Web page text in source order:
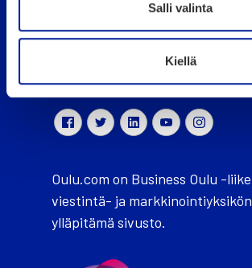
Salli valinta
Kiellä
Oulun kaupunki
Oulu.com on Business Oulu -
viestintä- ja markkinointiyksikön
ylläpitämä sivusto.